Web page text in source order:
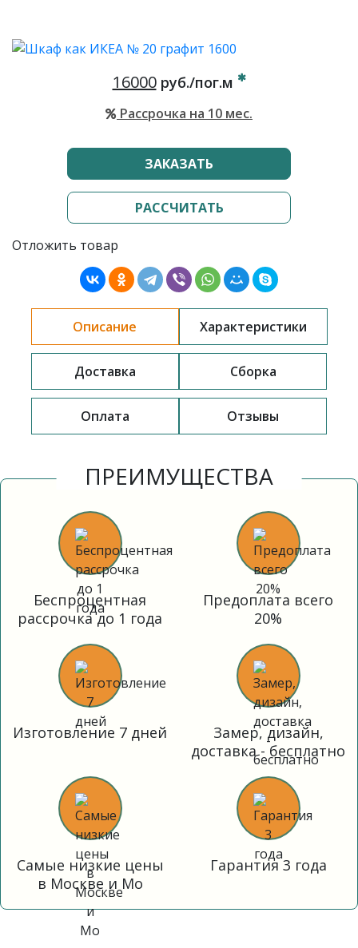
16000руб./пог.м
Рассрочка на 10 мес.
ЗАКАЗАТЬ
РАССЧИТАТЬ
Отложить товар
Описание Характеристики
Доставка Сборка
Оплата Отзывы
ПРЕИМУЩЕСТВА
Беспроцентная
рассрочка до 1 года
Предоплата всего
20%
Изготовление 7 дней
Замер, дизайн,
доставка - бесплатно
Самые низкие цены
в Москве и Мо
Гарантия 3 года